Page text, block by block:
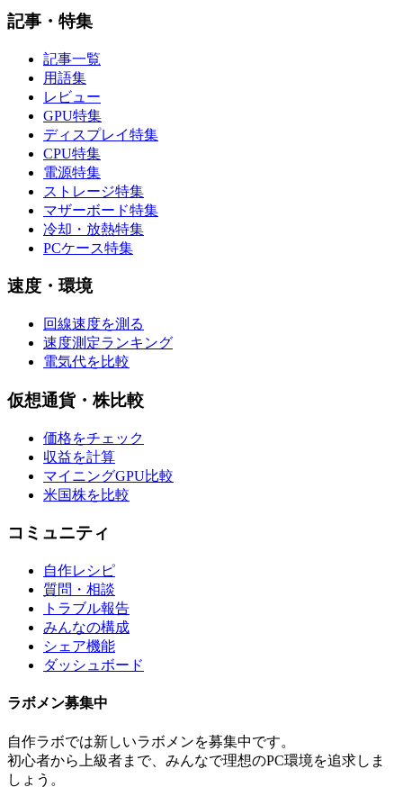
記事・特集
記事一覧
用語集
レビュー
GPU特集
ディスプレイ特集
CPU特集
電源特集
ストレージ特集
マザーボード特集
冷却・放熱特集
PCケース特集
速度・環境
回線速度を測る
速度測定ランキング
電気代を比較
仮想通貨・株比較
価格をチェック
収益を計算
マイニングGPU比較
米国株を比較
コミュニティ
自作レシピ
質問・相談
トラブル報告
みんなの構成
シェア機能
ダッシュボード
ラボメン募集中
自作ラボでは新しいラボメンを募集中です。
初心者から上級者まで、みんなで理想のPC環境を追求しま
しょう。